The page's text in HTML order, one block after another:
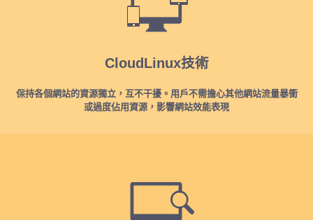
CloudLinux技術
保持各個網站的資源獨立，互不干擾。用戶不需擔心其他網站流量暴衝
或過度佔用資源，影響網站效能表現